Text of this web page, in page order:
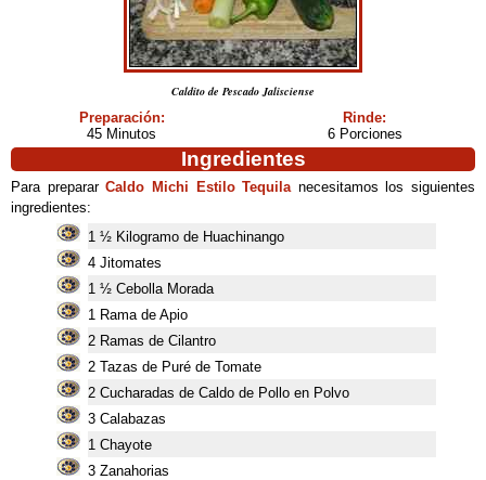
Caldito de Pescado Jalisciense
Preparación:
45 Minutos
Rinde:
6 Porciones
Ingredientes
Para prepararCaldo Michi Estilo Tequilanecesitamos los siguientes
ingredientes:
1 ½ Kilogramo de Huachinango
4 Jitomates
1 ½ Cebolla Morada
1 Rama de Apio
2 Ramas de Cilantro
2 Tazas de Puré de Tomate
2 Cucharadas de Caldo de Pollo en Polvo
3 Calabazas
1 Chayote
3 Zanahorias